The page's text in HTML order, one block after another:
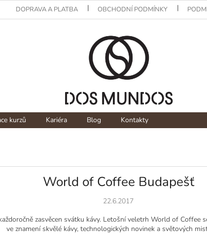
DOPRAVA A PLATBA OBCHODNÍ PODMÍNKY
kurzů Kariéra Blog Kontakty
World of Coffee Budapešť
22.6.2017
zasvěcen svátku kávy. Letošní veletrh World of Coffee
ve znamení skvělé kávy, technologických novinek a světových